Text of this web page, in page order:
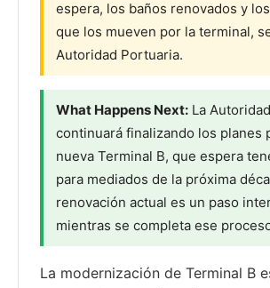
espera, los baños renovados y
que los mueven por la terminal,
Autoridad Portuaria.
What Happens Next: La
continuará finalizando los planes
nueva Terminal B, que espera
para mediados de la próxima
renovación actual es un paso
mientras se completa ese
La modernización de Terminal B